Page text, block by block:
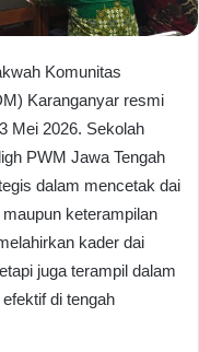
Komunitas
Karanganyar resmi
Mei 2026. Sekolah
PWM Jawa Tengah
dalam mencetak dai
keterampilan
kader dai
juga terampil dalam
di tengah